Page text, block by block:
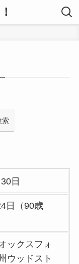
索
日
日（90歳
ックスフォ
ウッドスト